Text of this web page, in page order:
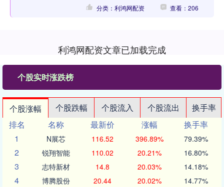
分类：利鸿网配资 查看：206
利鸿网配资文章已加载完成
个股实时涨跌榜
个股涨幅 个股跌幅 个股流入 个股流出
换手率
排名
名称 最新价 涨幅
换手率
1
N展芯 116.52 396.89% 79.39%
2 锐翔智能 110.02 20.21% 16.80%
3 志特新材 14.8 20.03% 14.18%
4 博腾股份 20.44 20.02% 14.77%